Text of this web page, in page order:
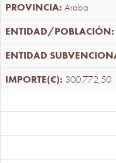
Araba
300.772,50